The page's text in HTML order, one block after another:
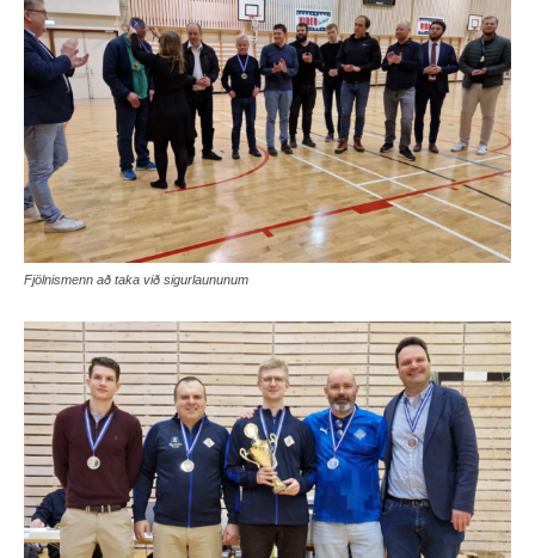
Fjölnismenn að taka við sigurlaununum